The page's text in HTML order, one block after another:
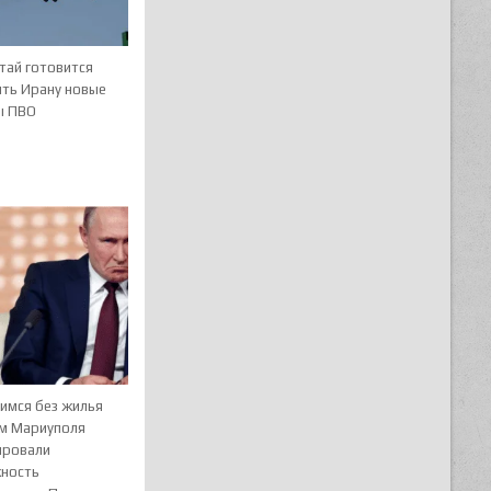
готовится
Ирану новые
ПВО
без жилья
Мариуполя